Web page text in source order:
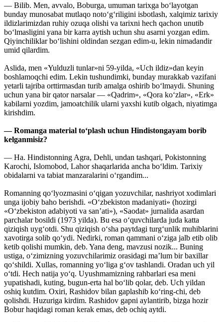
— Bilib. Men, avvalo, Boburga, umuman tarixga bo‘layotgan
bunday munosabat mutlaqo noto‘g‘riligini isbotlash, xalqimiz tarixiy
ildizlarimizdan ruhiy ozuqa olishi va tarixni hech qachon unutib
bo‘lmasligini yana bir karra aytish uchun shu asarni yozgan edim.
Qiyinchiliklar bo‘lishini oldindan sezgan edim-u, lekin nimadandir
umid qilardim.
Aslida, men «Yulduzli tunlar»ni 59-yilda, «Uch ildiz»dan keyin
boshlamoqchi edim. Lekin tushundimki, bunday murakkab vazifani
yetarli tajriba orttirmasdan turib amalga oshirib bo‘lmaydi. Shuning
uchun yana bir qator narsalar — «Qadrim», «Qora ko‘zlar», «Erk»
kabilarni yozdim, jamoatchilik ularni yaxshi kutib olgach, niyatimga
kirishdim.
— Romanga material to‘plash uchun Hindistongayam borib
kelganmisiz?
— Ha. Hindistonning Agra, Dehli, undan tashqari, Pokistonning
Karochi, Islomobod, Lahor shaqarlarida ancha bo‘ldim. Tarixiy
obidalarni va tabiat manzaralarini o‘rgandim...
Romanning qo‘lyozmasini o‘qigan yozuvchilar, nashriyot xodimlari
unga ijobiy baho berishdi. «O‘zbekiston madaniyati» (hozirgi
«O‘zbekiston adabiyoti va san’ati»), «Saodat» jurnalida asardan
parchalar bosildi (1973 yilda). Bu esa o‘quvchilarda juda katta
qiziqish uyg‘otdi. Shu qiziqish o‘sha paytdagi turg‘unlik muhiblarini
xavotirga solib qo‘ydi. Nedirki, roman qammani o‘ziga jalb etib olib
ketib qolishi mumkin, deb. Yana deng, mavzusi nozik... Buning
ustiga, o‘zimizning yozuvchilarimiz orasidagi ma’lum bir baxillar
qo‘shildi. Xullas, romanning yo‘liga g‘ov tashlandi. Oradan uch yil
o‘tdi. Hech natija yo‘q. Uyushmamizning rahbarlari esa meni
yupatishadi, kuting, bugun-erta hal bo‘lib qolar, deb. Uch yildan
oshiq kutdim. Oxiri, Rashidov bilan gaplashib ko‘ring-chi, deb
qolishdi. Huzuriga kirdim. Rashidov gapni aylantirib, bizga hozir
Bobur haqidagi roman kerak emas, deb ochiq aytdi.